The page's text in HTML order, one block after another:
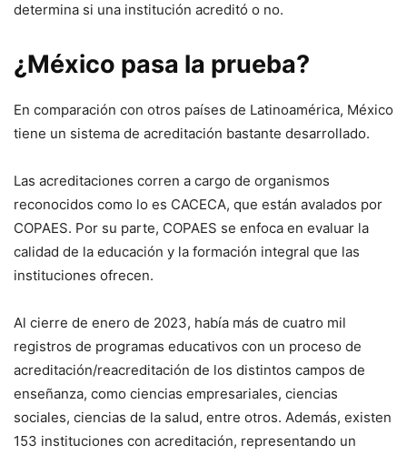
determina si una institución acreditó o no.
¿México pasa la prueba?
En comparación con otros países de Latinoamérica, México
tiene un sistema de acreditación bastante desarrollado.
Las acreditaciones corren a cargo de organismos
reconocidos como lo es CACECA, que están avalados por
COPAES. Por su parte, COPAES se enfoca en evaluar la
calidad de la educación y la formación integral que las
instituciones ofrecen.
Al cierre de enero de 2023, había más de cuatro mil
registros de programas educativos con un proceso de
acreditación/reacreditación de los distintos campos de
enseñanza, como ciencias empresariales, ciencias
sociales, ciencias de la salud, entre otros. Además, existen
153 instituciones con acreditación, representando un